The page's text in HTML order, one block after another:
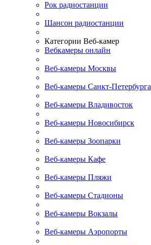
Рок радиостанции
Шансон радиостанции
Категории Веб-камер
Вебкамеры онлайн
Веб-камеры Москвы
Веб-камеры Санкт-Петербурга
Веб-камеры Владивосток
Веб-камеры Новосибирск
Веб-камеры Зоопарки
Веб-камеры Кафе
Веб-камеры Пляжи
Веб-камеры Стадионы
Веб-камеры Вокзалы
Веб-камеры Аэропорты